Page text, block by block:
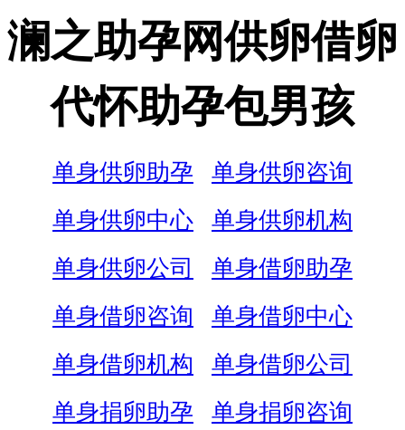
澜之助孕网供卵借卵
代怀助孕包男孩
单身供卵助孕
单身供卵咨询
单身供卵中心
单身供卵机构
单身供卵公司
单身借卵助孕
单身借卵咨询
单身借卵中心
单身借卵机构
单身借卵公司
单身捐卵助孕
单身捐卵咨询